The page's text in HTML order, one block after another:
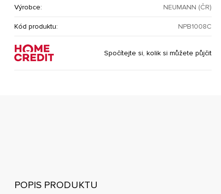
Výrobce: NEUMANN (ČR)
Kód produktu: NPB1008C
Spočítejte si, kolik si můžete půjčit
POPIS PRODUKTU